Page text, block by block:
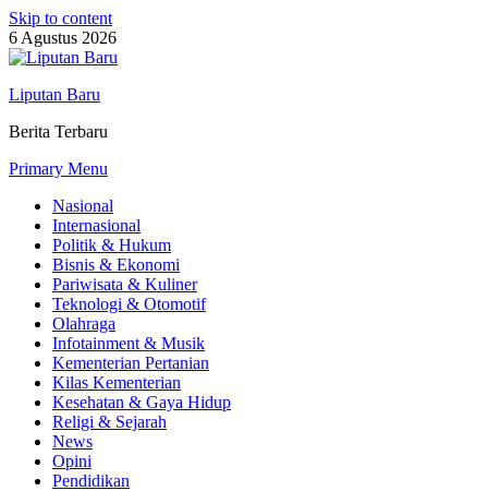
Skip to content
6 Agustus 2026
Liputan Baru
Berita Terbaru
Primary Menu
Nasional
Internasional
Politik & Hukum
Bisnis & Ekonomi
Pariwisata & Kuliner
Teknologi & Otomotif
Olahraga
Infotainment & Musik
Kementerian Pertanian
Kilas Kementerian
Kesehatan & Gaya Hidup
Religi & Sejarah
News
Opini
Pendidikan